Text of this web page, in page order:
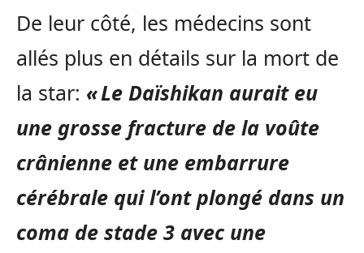
De leur côté, les médecins sont
allés plus en détails sur la mort de
la star: « Le Daïshikan aurait eu
une grosse fracture de la voûte
crânienne et une embarrure
cérébrale qui l’ont plongé dans un
coma de stade 3 avec une